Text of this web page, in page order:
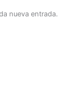
nueva entrada.